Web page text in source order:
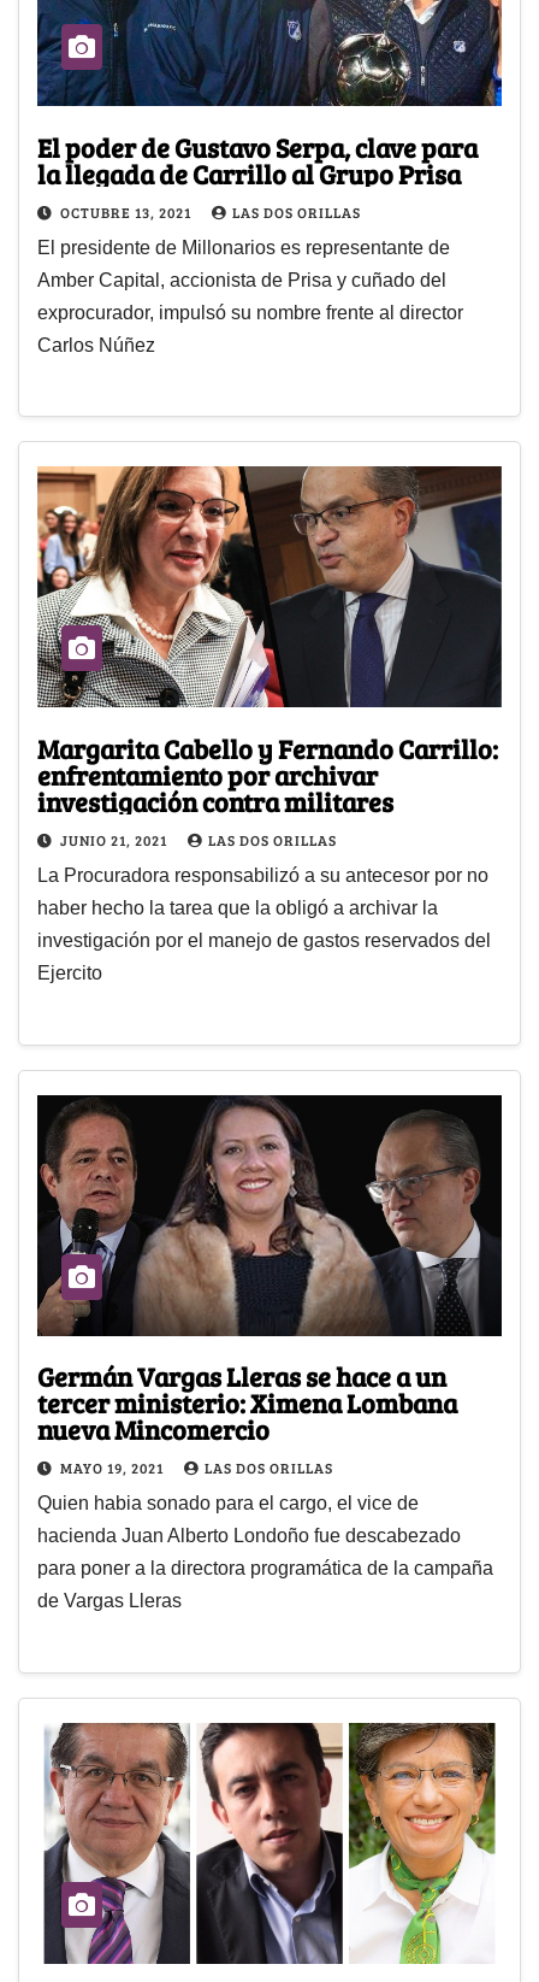
El poder de Gustavo Serpa, clave para
la llegada de Carrillo al Grupo Prisa
OCTUBRE 13, 2021 LAS DOS ORILLAS
El presidente de Millonarios es representante de
Amber Capital, accionista de Prisa y cuñado del
exprocurador, impulsó su nombre frente al director
Carlos Núñez
Margarita Cabello y Fernando Carrillo:
enfrentamiento por archivar
investigación contra militares
JUNIO 21, 2021 LAS DOS ORILLAS
La Procuradora responsabilizó a su antecesor por no
haber hecho la tarea que la obligó a archivar la
investigación por el manejo de gastos reservados del
Ejercito
Germán Vargas Lleras se hace a un
tercer ministerio: Ximena Lombana
nueva Mincomercio
MAYO 19, 2021 LAS DOS ORILLAS
Quien habia sonado para el cargo, el vice de
hacienda Juan Alberto Londoño fue descabezado
para poner a la directora programática de la campaña
de Vargas Lleras